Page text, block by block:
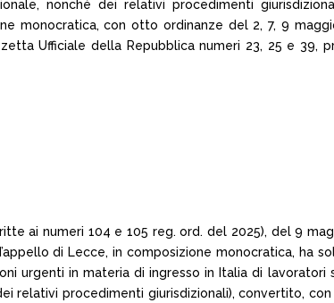
nonché dei relativi procedimenti
monocratica, con otto ordinanze del 2, 7, 9
Ufficiale della Repubblica numeri 23, 25 e 39,
ai numeri 104 e 105 reg. ord. del 2025), del 9
di Lecce, in composizione monocratica, ha
urgenti in materia di ingresso in Italia di lavoratori
relativi procedimenti giurisdizionali), convertito, con